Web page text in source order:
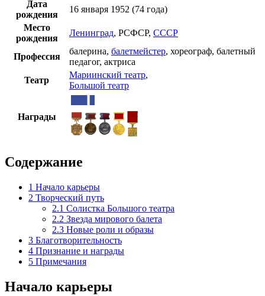
Дата
рождения
16 января 1952 (74 года)
Место
рождения
Ленинград, РСФСР, СССР
Профессия
балерина, балетмейстер, хореограф, балетный
педагог, актриса
Театр
Мариинский театр,
Большой театр
Награды
Содержание
1 Начало карьеры
2 Творческий путь
2.1 Солистка Большого театра
2.2 Звезда мирового балета
2.3 Новые роли и образы
3 Благотворительность
4 Признание и награды
5 Примечания
Начало карьеры